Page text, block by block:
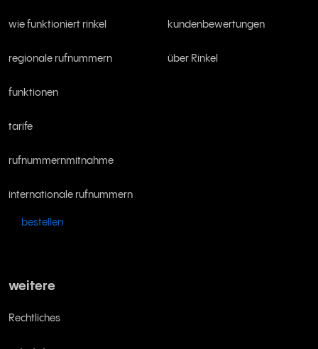
wie funktioniert rinkel
regionale rufnummern
funktionen
tarife
rufnummernmitnahme
internationale rufnummern
bestellen
kundenbewertungen
über Rinkel
weitere
Rechtliches